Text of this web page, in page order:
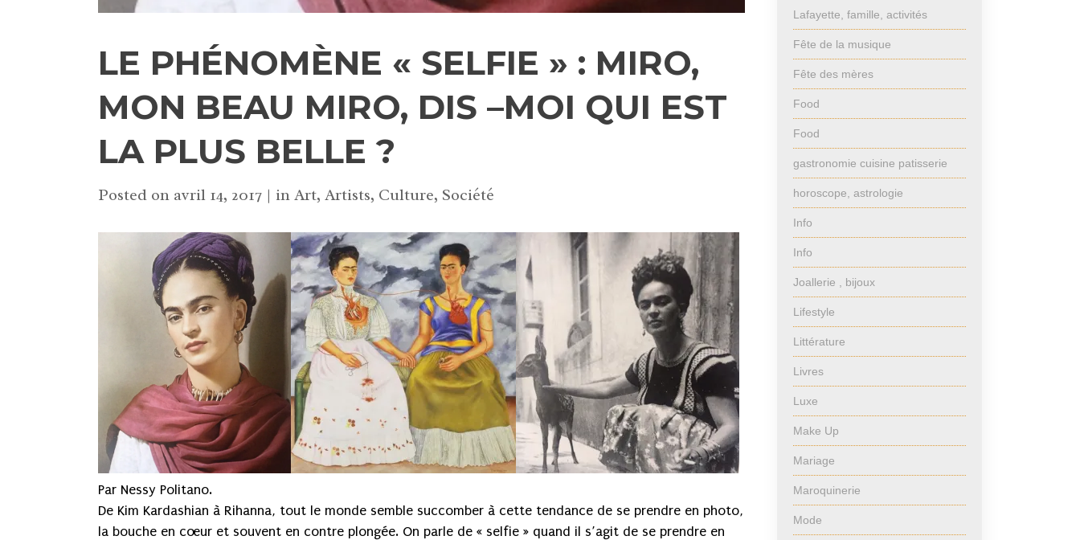
LE PHÉNOMÈNE « SELFIE » : MIRO,
MON BEAU MIRO, DIS –MOI QUI EST
LA PLUS BELLE ?
Posted on avril 14, 2017 in Art, Artists, Culture, Société
Par Nessy Politano.
De Kim Kardashian à Rihanna, tout le monde semble succomber à cette tendance de se prendre en photo,
la bouche en cœur et souvent en contre plongée. On parle de « selfie » quand il s’agit de se prendre en
Lafayette, famille, activités
Fête de la musique
Fête des mères
Food
Food
gastronomie cuisine patisserie
horoscope, astrologie
Info
Info
Joallerie , bijoux
Lifestyle
Littérature
Livres
Luxe
Make Up
Mariage
Maroquinerie
Mode